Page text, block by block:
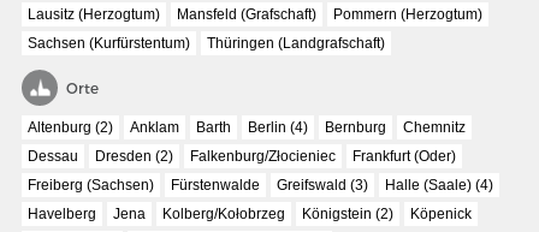
MERIAN'S GERMANY 1642 - 1654
Image gallery
Imprint
Lausitz (Herzogtum)
Mansfeld (Grafschaft)
Pommern (Herzogtum)
Sachsen (Kurfürstentum)
Thüringen (Landgrafschaft)
Orte
Altenburg (2) Anklam Barth Berlin (4) Bernburg
Chemnitz
Dessau
Dresden (2) Falkenburg/Złocieniec
Frankfurt (Oder)
Freiberg (Sachsen)
Fürstenwalde Greifswald (3)
Halle (Saale) (4)
Havelberg
Jena Kolberg/Kołobrzeg Königstein (2) Köpenick